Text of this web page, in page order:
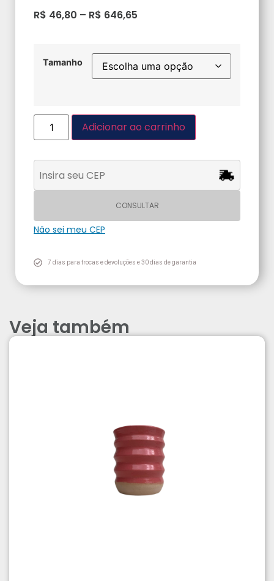
R$ 46,80 – R$ 646,65
Tamanho
Adicionar ao carrinho
CONSULTAR
Não sei meu CEP
7 dias para trocas e devoluções e 30 dias de garantia
Veja também